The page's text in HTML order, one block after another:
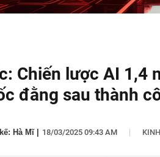
Chiến lược AI 1,4
đằng sau thành
Hà Mĩ| 18/03/2025 09:43 AM |